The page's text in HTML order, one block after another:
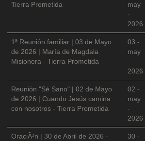
Tierra Prometida
may
-
2026
1ª Reunión familiar | 03 de Mayo
de 2026 | María de Magdala
Misionera - Tierra Prometida
03 -
may
-
2026
Reunión "Sé Sano" | 02 de Mayo
de 2026 | Cuando Jesús camina
con nosotros - Tierra Prometida
02 -
may
-
2026
OraciÃ³n | 30 de Abril de 2026 -
30 -